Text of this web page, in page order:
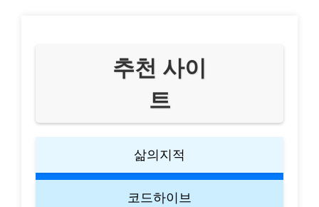
추천 사이
트
삶의지적
코드하이브